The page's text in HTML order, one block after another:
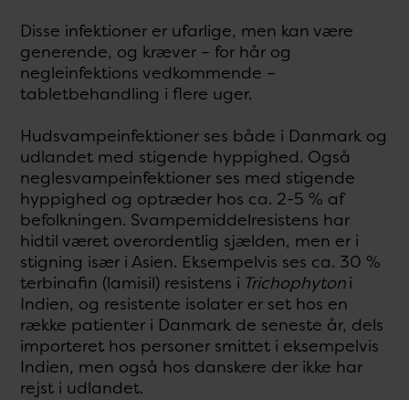
Disse infektioner er ufarlige, men kan være
generende, og kræver – for hår og
negleinfektions vedkommende –
tabletbehandling i flere uger.
Hudsvampeinfektioner ses både i Danmark og
udlandet med stigende hyppighed. Også
neglesvampeinfektioner ses med stigende
hyppighed og optræder hos ca. 2-5 % af
befolkningen. Svampemiddelresistens har
hidtil været overordentlig sjælden, men er i
stigning især i Asien. Eksempelvis ses ca. 30 %
terbinafin (lamisil) resistens i Trichophytoni
Indien, og resistente isolater er set hos en
række patienter i Danmark de seneste år, dels
importeret hos personer smittet i eksempelvis
Indien, men også hos danskere der ikke har
rejst i udlandet.